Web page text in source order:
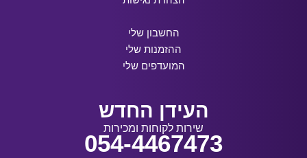
החשבון שלי
ההזמנות שלי
המועדפים שלי
העידן החדש
שירות לקוחות ומכירות
054-4467473